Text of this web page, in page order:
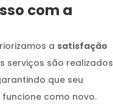
com a
a satisfação
serviços são realizados
que seu
funcione como novo.